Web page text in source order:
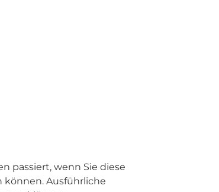
passiert, wenn Sie diese
können. Ausführliche